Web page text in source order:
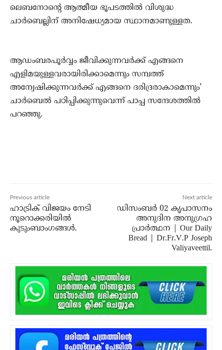
ലെബനോന്റെ ആത്മീയ ഭൂപടത്തില്‍ വിശുദ്ധ
ചാര്‍ബെല്ലിന് അനിഷേധ്യമായ സ്ഥാനമാണുള്ളത.
ആഡംബരപൂര്‍വ്വം ജീവിക്കുന്നവര്‍ക്ക് എങ്ങനെ
എളിമയുള്ളവരായിരിക്കാമെന്നും സമ്പത്ത്
അന്വേഷിക്കുന്നവര്‍ക്ക് എങ്ങനെ ദരിദ്രരാകാമെന്നും’
ചാര്‍ബെല്‍ പഠിപ്പിക്കുന്നുവെന്ന് പാപ്പ സന്ദേശത്തില്‍
പറഞ്ഞു.
Previous article
ഹാട്രിക് വിജയം നേടി
നൂറൊക്കരിയിൽ
കുടുംബാംഗങ്ങൾ.
Next article
ഡിസംബർ 02 കൃപാസനം
അനുദിന അനുഗ്രഹ
പ്രാർത്ഥന | Our Daily
Bread | Dr.Fr.V.P Joseph
Valiyaveettil.